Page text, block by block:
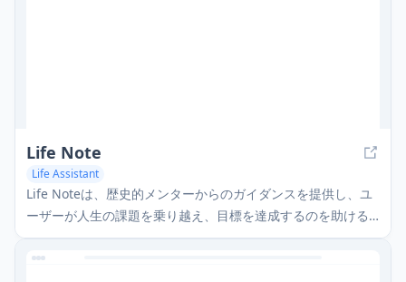
Life Note
Life Assistant
Life Noteは、歴史的メンターからのガイダンスを提供し、ユ
ーザーが人生の課題を乗り越え、目標を達成するのを助ける
AI駆動のジャーナリングおよび個人成長アプリです。